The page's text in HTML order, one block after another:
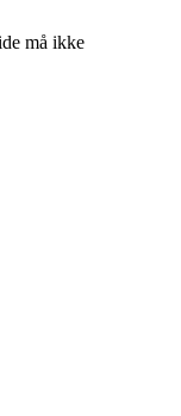
må ikke